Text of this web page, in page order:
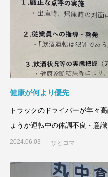
健康が何より優先
トラックのドライバーが年々
ょうか運転中の体調不良・意
しているようで
2024.06.03 ひとコマ